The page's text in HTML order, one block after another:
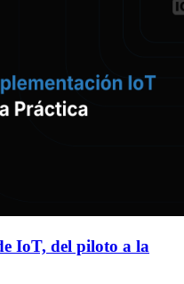
IoT, del piloto a la